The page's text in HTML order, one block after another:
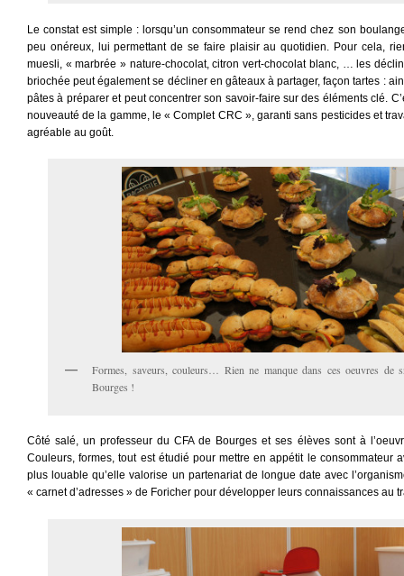
Le constat est simple : lorsqu’un consommateur se rend chez son
peu onéreux, lui permettant de se faire plaisir au quotidien. Pour cela,
muesli, « marbrée » nature-chocolat, citron vert-chocolat blanc, … les
briochée peut également se décliner en gâteaux à partager, façon tartes :
pâtes à préparer et peut concentrer son savoir-faire sur des éléments clé.
nouveauté de la gamme, le « Complet CRC », garanti sans pesticides et
agréable au goût.
Formes, saveurs, couleurs… Rien ne manque dans ces oeuvres de
Bourges !
Côté salé, un professeur du CFA de Bourges et ses élèves sont à
Couleurs, formes, tout est étudié pour mettre en appétit le consommateur
plus louable qu’elle valorise un partenariat de longue date avec
« carnet d’adresses » de Foricher pour développer leurs connaissances au